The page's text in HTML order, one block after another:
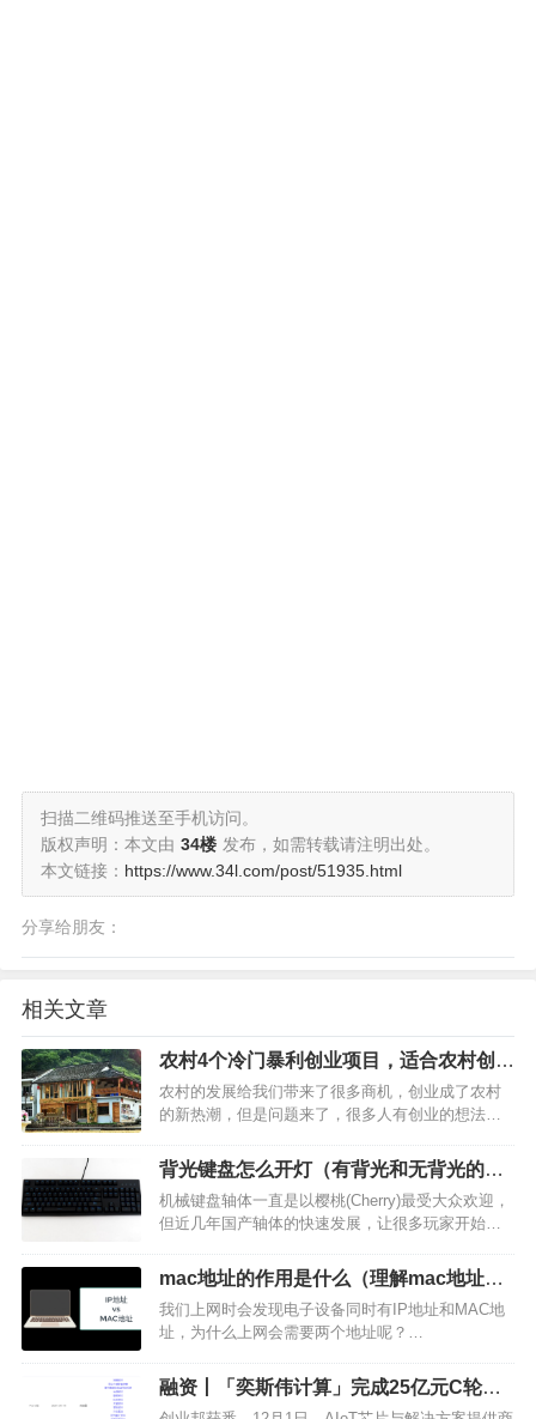
扫描二维码推送至手机访问。
版权声明：本文由 34楼 发布，如需转载请注明出处。
本文链接： https://www.34l.com/post/51935.html
分享给朋友：
相关文章
农村4个冷门暴利创业项目，适合农村创业
的四个暴利项目分享
农村的发展给我们带来了很多商机，创业成了农村
的新热潮，但是问题来了，很多人有创业的想法，
了几个冷门暴利创业项目，现在看来可能很冷门，
但是，只要你打开市场，肯定很赚钱的。一、农家
乐城市和农村各有各…
背光键盘怎么开灯（有背光和无背光的区
别）
机械键盘轴体一直是以樱桃(Cherry)最受大众欢迎，
但近几年国产轴体的快速发展，让很多玩家开始享
产的雷柏轴已经获得众多游戏爱好者的好评。雷柏
同时还有采用经典樱桃轴的产品，笔者最近收到雷
柏V8…
mac地址的作用是什么（理解mac地址的
作用实验报告）
我们上网时会发现电子设备同时有IP地址和MAC地
址，为什么上网会需要两个地址呢？…
融资丨「奕斯伟计算」完成25亿元C轮融
资，目标物联网芯片领域全球领导者